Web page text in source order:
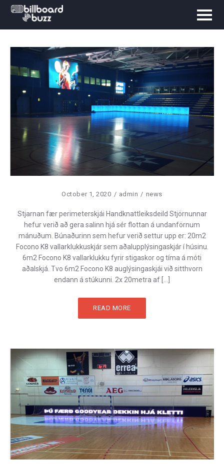
October 1, 2020 admin news
Stjarnan fær perimeterskjái Handknattleiksdeild Stjörnunnar
hefur verið að gera salinn hjá sér flottan á undanförnum
mánuðum. Búnaðurinn sem hefur verið settur upp er: 20m2
Focono K8 vallarklukkuskjár sem aðalupplýsingaskjár í húsinu.
6m2 Focono K8 vallarklukku fyrir stigaskor og tíma á móti
aðalskjá. Tvo 6m2 Focono K8 auglýsingaskjái við sitthvorn
endann á stúkunni. 2x 20metra af […]
READ MORE